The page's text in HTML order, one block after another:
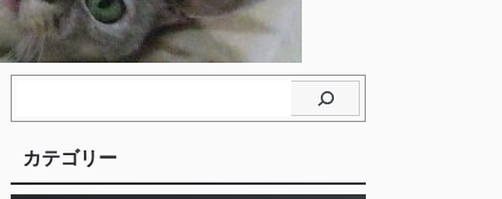
カテゴリー